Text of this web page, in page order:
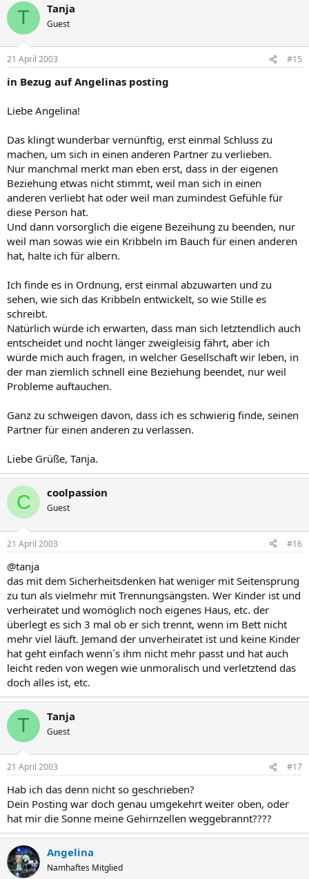
T Tanja
Guest
21 April 2003 #15
in Bezug auf Angelinas posting
Liebe Angelina!
Das klingt wunderbar vernünftig, erst einmal Schluss zu
machen, um sich in einen anderen Partner zu verlieben.
Nur manchmal merkt man eben erst, dass in der eigenen
Beziehung etwas nicht stimmt, weil man sich in einen
anderen verliebt hat oder weil man zumindest Gefühle für
diese Person hat.
Und dann vorsorglich die eigene Bezeihung zu beenden, nur
weil man sowas wie ein Kribbeln im Bauch für einen anderen
hat, halte ich für albern.
Ich finde es in Ordnung, erst einmal abzuwarten und zu
sehen, wie sich das Kribbeln entwickelt, so wie Stille es
schreibt.
Natürlich würde ich erwarten, dass man sich letztendlich auch
entscheidet und nocht länger zweigleisig fährt, aber ich
würde mich auch fragen, in welcher Gesellschaft wir leben, in
der man ziemlich schnell eine Beziehung beendet, nur weil
Probleme auftauchen.
Ganz zu schweigen davon, dass ich es schwierig finde, seinen
Partner für einen anderen zu verlassen.
Liebe Grüße, Tanja.
C coolpassion
Guest
21 April 2003 #16
@tanja
das mit dem Sicherheitsdenken hat weniger mit Seitensprung
zu tun als vielmehr mit Trennungsängsten. Wer Kinder ist und
verheiratet und womöglich noch eigenes Haus, etc. der
überlegt es sich 3 mal ob er sich trennt, wenn im Bett nicht
mehr viel läuft. Jemand der unverheiratet ist und keine Kinder
hat geht einfach wenn´s ihm nicht mehr passt und hat auch
leicht reden von wegen wie unmoralisch und verletztend das
doch alles ist, etc.
T Tanja
Guest
21 April 2003 #17
Hab ich das denn nicht so geschrieben?
Dein Posting war doch genau umgekehrt weiter oben, oder
hat mir die Sonne meine Gehirnzellen weggebrannt????
Angelina
Namhaftes Mitglied